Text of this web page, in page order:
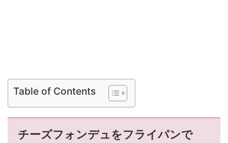
Table of Contents
チーズフォンデュをフライパンで